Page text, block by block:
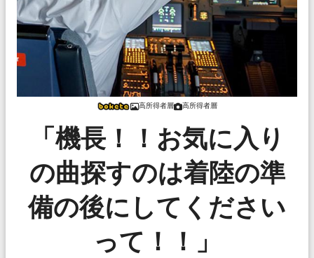
高所得者層 高所得者層
「機長！！お気に入り
の曲探すのは着陸の準
備の後にしてください
って！！」